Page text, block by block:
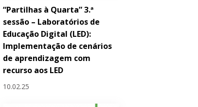
“Partilhas à Quarta” 3.ª
sessão – Laboratórios de
Educação Digital (LED):
Implementação de cenários
de aprendizagem com
recurso aos LED
10.02.25